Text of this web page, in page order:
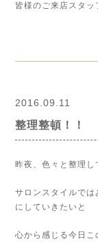
皆様のご来店スタッ
2016.09.11
整理整頓！！
昨夜、色々と整理し
サロンスタイルで
にしていきたいと
心から感じる今日